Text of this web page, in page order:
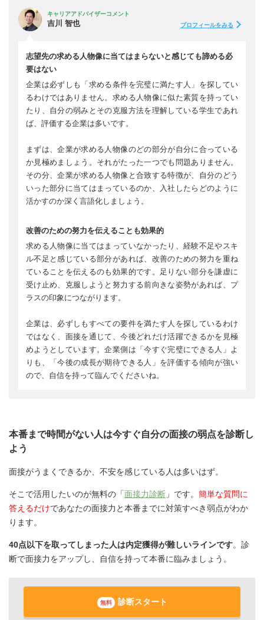
キャリアアドバイザーコメント
吉川 智也 プロフィールをみる
志望先の求める人物像に当てはまらないと感じても諦める必
要はない
企業は必ずしも「求める条件を完璧に満たす人」を探してい
るわけではありません。求める人物像に似た素質を持ってい
たり、自分の弱みとその克服方法を理解している学生であれ
ば、評価する企業は多いです。
まずは、企業が求める人物像のどの部分が自分に合っている
か見極めましょう。それがたった一つでも問題ありません。
その分、企業が求める人物像と合致する特徴が、自分のどう
いった部分に当てはまっているのか、入社したらどのように
活かすのか深く言語化しましょう。
改善のための努力を伝えることも効果的
求める人物像に当てはまっていなかったり、経験不足やスキ
ル不足と感じている部分があれば、改善のための努力を重ね
ていることを伝えるのも効果的です。足りない部分を謙虚に
受け止め、克服しようと努力する前向きな姿勢があれば、プ
ラスの印象につながります。
企業は、必ずしもすべての要件を満たす人を探しているわけ
ではなく、面接を通じて、今後どれだけ活躍できるかを見極
めようとしています。企業側は「今すぐ完璧にできる人」よ
りも、「今後の成長が期待できる人」を評価する傾向が強い
ので、自信を持って臨んでくださいね。
本番まで時間がない人は今すぐ自分の面接の弱点を診断し
よう
面接がうまくできるか、不安を感じている人は多いはず。
そこで活用したいのが無料の「面接力診断 」です。 簡単な質問に
答えるだけであなたの面接力と本番までに対策すべき弱点がわか
ります。
40点以下を取ってしまった人は内定獲得が難しいラインです。診
断で面接力をアップし、自信を持って本番に臨みましょう。
無料 診断スタート